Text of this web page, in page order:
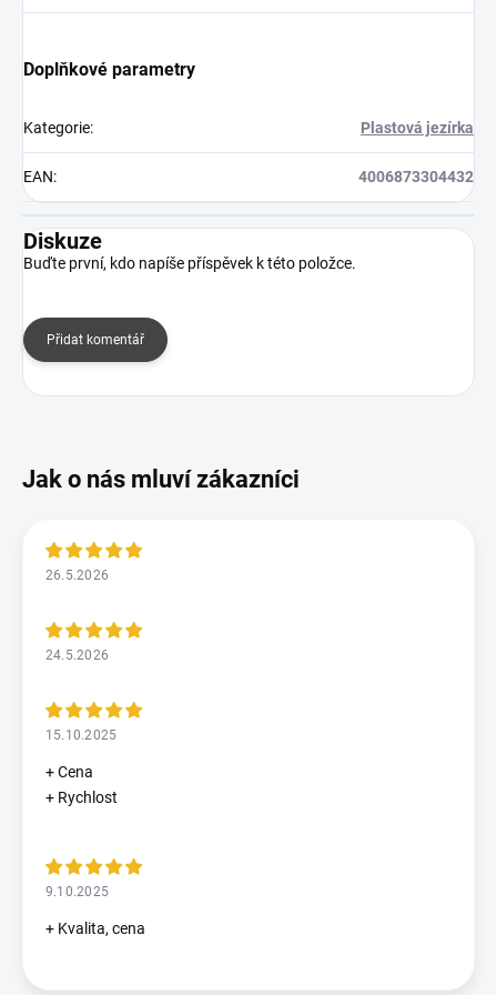
Doplňkové parametry
Kategorie: Plastová jezírka
EAN: 4006873304432
Diskuze
Buďte první, kdo napíše příspěvek k této položce.
Přidat komentář
26.5.2026
24.5.2026
15.10.2025
+ Cena
+ Rychlost
9.10.2025
+ Kvalita, cena